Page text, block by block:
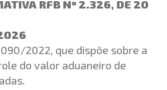
RFB Nº 2.326, DE 20
2022, que dispõe sobre a
do valor aduaneiro de